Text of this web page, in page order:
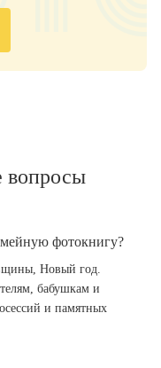
вопросы
фотокнигу?
Новый год.
бабушкам и
и памятных